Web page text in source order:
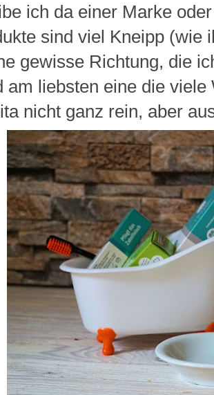
ich da einer Marke
sind viel Kneipp (wie
gewisse Richtung, die
am liebsten eine die
nicht ganz rein, aber